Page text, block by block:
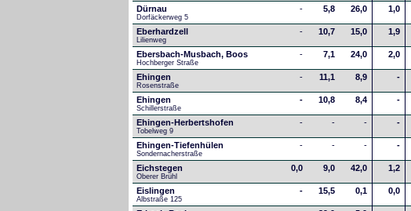
Dürnau
Dorfäckerweg 5
- 5,8 26,0 1,0
Eberhardzell
Lilienweg
- 10,7 15,0 1,9
Ebersbach-Musbach, Boos
Hochberger Straße
- 7,1 24,0 2,0
Ehingen
Rosenstraße
- 11,1 8,9 -
Ehingen
Schillerstraße
- 10,8 8,4 -
Ehingen-Herbertshofen
Tobelweg 9
- - - -
Ehingen-Tiefenhülen
Sondernacherstraße
- - - -
Eichstegen
Oberer Brühl
0,0 9,0 42,0 1,2
Eislingen
Albstraße 125
- 15,5 0,1 0,0